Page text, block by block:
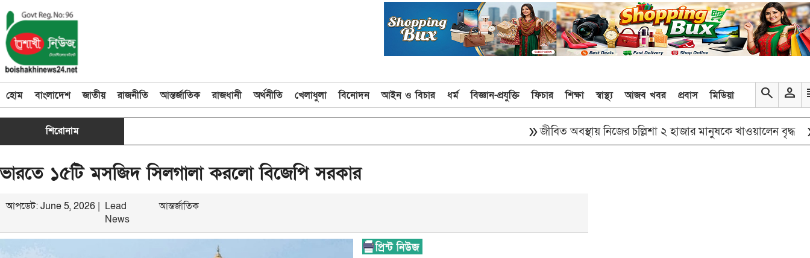
হোম বাংলাদেশ জাতীয় রাজনীতি আন্তর্জাতিক রাজধানী অর্থনীতি খেলাধুলা বিনোদন আইন ও বিচার ধর্ম বিজ্ঞান-প্রযুক্তি ফিচার শিক্ষা স্বাস্থ্য আজব খবর প্রবাস মিডিয়া search person
শিরোনাম জীবিত অবস্থায় নিজের চল্লিশা ২ হাজার মানুষকে খাওয়ালেন বৃদ্ধ double_arrow
ভারতে ১৫টি মসজিদ সিলগালা করলো বিজেপি সরকার
আপডেট: June 5, 2026 | Lead
News
আন্তর্জাতিক